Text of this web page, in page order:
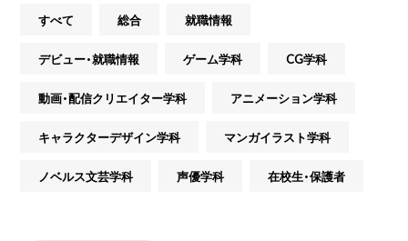
すべて 総合 就職情報
デビュー・就職情報 ゲーム学科 CG学科
動画・配信クリエイター学科 アニメーション学科
キャラクターデザイン学科 マンガイラスト学科
ノベルス文芸学科 声優学科 在校生・保護者